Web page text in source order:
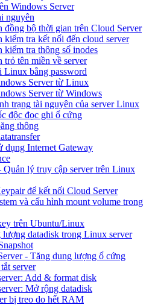
Windows Server
nguyên
đồng bộ thời gian trên Cloud Server
kiểm tra kết nối đến cloud server
kiểm tra thông số inodes
trỏ tên miền về server
Linux bằng password
Server từ Linux
Server từ Windows
trạng tài nguyên của server Linux
độc đọc ghi ổ cứng
thông
dụng Internet Gateway
Quản lý truy cập server trên Linux
để kết nối Cloud Server
và cấu hình mount volume trong
trên Ubuntu/Linux
lượng datadisk trong Linux server
- Tăng dung lượng ổ cứng
server
Add & format disk
Mở rộng datadisk
bị treo do hết RAM